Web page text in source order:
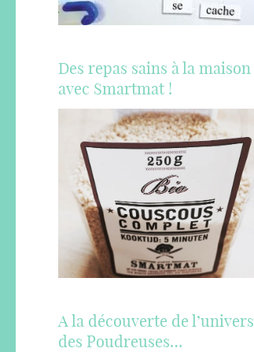
Des repas sains à la maison
avec Smartmat !
A la découverte de l’univers
des Poudreuses…